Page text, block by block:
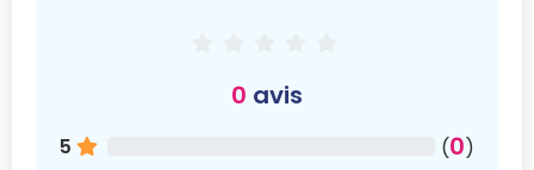
0 avis
5 (0)